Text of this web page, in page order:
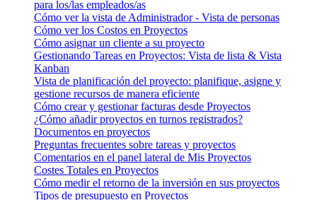
para los/las empleados/as
Cómo ver la vista de Administrador - Vista de personas
Cómo ver los Costos en Proyectos
Cómo asignar un cliente a su proyecto
Gestionando Tareas en Proyectos: Vista de lista & Vista
Kanban
Vista de planificación del proyecto: planifique, asigne y
gestione recursos de manera eficiente
Cómo crear y gestionar facturas desde Proyectos
¿Cómo añadir proyectos en turnos registrados?
Documentos en proyectos
Preguntas frecuentes sobre tareas y proyectos
Comentarios en el panel lateral de Mis Proyectos
Costes Totales en Proyectos
Cómo medir el retorno de la inversión en sus proyectos
Tipos de presupuesto en Proyectos